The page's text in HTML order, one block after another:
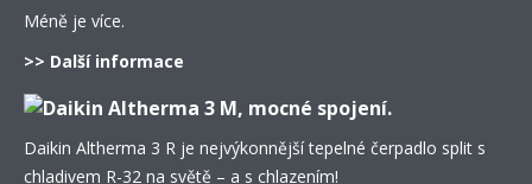
Méně je více.
>> Další informace
Daikin Altherma 3 R je nejvýkonnější tepelné čerpadlo split s
chladivem R-32 na světě – a s chlazením!